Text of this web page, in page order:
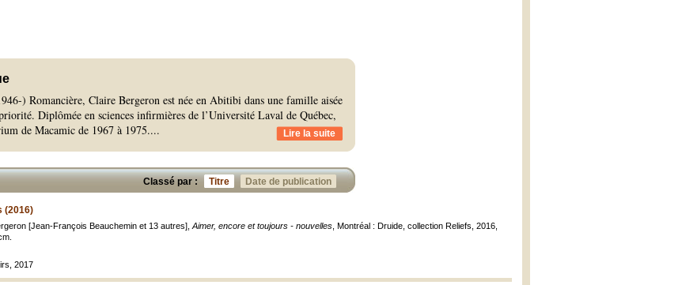
) Romancière, Claire Bergeron est née en Abitibi dans une famille aisée
Diplômée en sciences infirmières de l’Université Laval de Québec,
de Macamic de 1967 à 1975.... Lire la suite
Classé par : Titre Date de publication
(2016)
[Jean-François Beauchemin et 13 autres], Aimer, encore et toujours - nouvelles , Montréal : Druide, collection Reliefs, 2016,
2017